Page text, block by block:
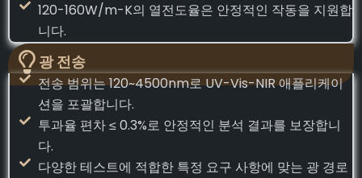
120-160W/m-K의 열전도율은 안정적인 작동을 지원합
니다.
광 전송
전송 범위는 120~4500nm로 UV-Vis-NIR 애플리케이
션을 포괄합니다.
투과율 편차 ≤ 0.3%로 안정적인 분석 결과를 보장합니
다.
다양한 테스트에 적합한 특정 요구 사항에 맞는 광 경로